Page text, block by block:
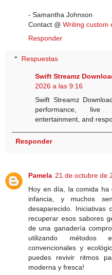
- Samantha Johnson
Contact @ Writing custom
Responder
Respuestas
Swift Streamz
2026 a las 9:16
Swift Streamz
performance, live
entertainment, and
Responder
Pamela 21 de octubre de
Hoy en día, la comida ha
infancia, y muchos
desaparecido. Iniciativas
recuperar esos sabores
de una ganadería
utilizando métodos
convencionales y
puedes revivir ritmos
moderna y fresca!